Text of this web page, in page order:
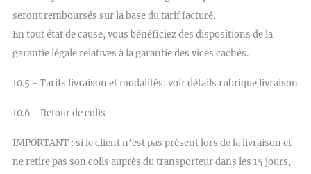
seront remboursés sur la base du tarif facturé.
En tout état de cause, vous bénéficiez des dispositions de la
garantie légale relatives à la garantie des vices cachés.
10.5 - Tarifs livraison et modalités: voir détails rubrique livraison
10.6 - Retour de colis
IMPORTANT : si le client n'est pas présent lors de la livraison et
ne retire pas son colis auprès du transporteur dans les 15 jours,